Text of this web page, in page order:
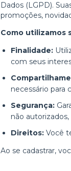
Dados (LGPD).
promoções,
Como utilizamos
Finalidade:
com seus
necessário para
Segurança:
não
Direitos: Você
Ao se cadastrar,